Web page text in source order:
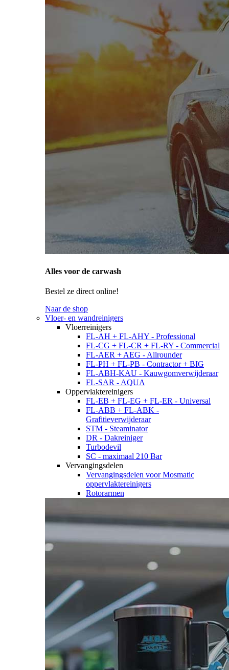
Alles voor de carwash
Bestel ze direct online!
Naar de shop
Vloer- en wandreinigers
Vloerreinigers
FL-AH + FL-AHY - Professional
FL-CG + FL-CR + FL-RY - Commercial
FL-AER + AEG - Allrounder
FL-PH + FL-PB - Contractor + BIG
FL-ABH-KAU - Kauwgomverwijderaar
FL-SAR - AQUA
Oppervlaktereinigers
FL-EB + FL-EG + FL-ER - Universal
FL-ABB + FL-ABK -
Grafitieverwijderaar
STM - Steaminator
DR - Dakreiniger
Turbodevil
SC - maximaal 210 Bar
Vervangingsdelen
Vervangingsdelen voor Mosmatic
oppervlaktereinigers
Rotorarmen